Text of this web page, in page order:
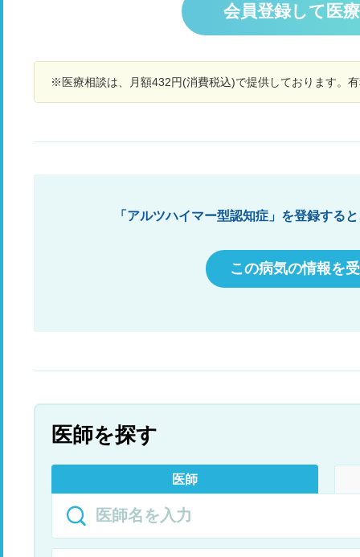
すぐに忘れてしまうようです。このような症状は
初めてのことです。自分の名前や生年月日等は覚
えていて、車も普段どおり運転しました。体調に
は現在、夫と次男の3人家族で、普段はPCのイン
ストラクターの仕事をしています。妹自身「自分
会員登録して医
※医療相談は、月額432円(消費税込)で提供しております。
「アルツハイマー型認知症」を登録する
この病気の情報を
医師を探す
医師